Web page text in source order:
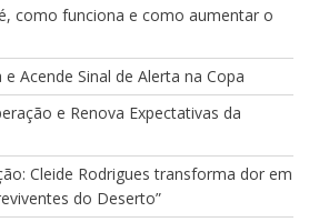
como funciona e como aumentar o
Acende Sinal de Alerta na Copa
e Renova Expectativas da
Cleide Rodrigues transforma dor em
do Deserto”